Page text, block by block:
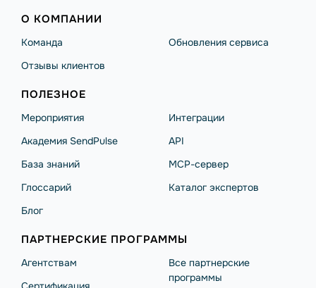
О КОМПАНИИ
Команда
Отзывы клиентов
Обновления сервиса
ПОЛЕЗНОЕ
Мероприятия
Академия SendPulse
База знаний
Глоссарий
Блог
Интеграции
API
MCP-сервер
Каталог экспертов
ПАРТНЕРСКИЕ ПРОГРАММЫ
Агентствам
Все партнерские
программы